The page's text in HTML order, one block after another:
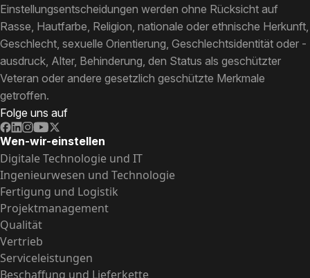
Einstellungsentscheidungen werden ohne Rücksicht auf
Rasse, Hautfarbe, Religion, nationale oder ethnische Herkunft,
Geschlecht, sexuelle Orientierung, Geschlechtsidentität oder -
ausdruck, Alter, Behinderung, den Status als geschützter
Veteran oder andere gesetzlich geschützte Merkmale
getroffen.
Folge uns auf
Wen-wir-einstellen
Digitale Technologie und IT
Ingenieurwesen und Technologie
Fertigung und Logistik
Projektmanagement
Qualität
Vertrieb
Serviceleistungen
Beschaffung und Lieferkette